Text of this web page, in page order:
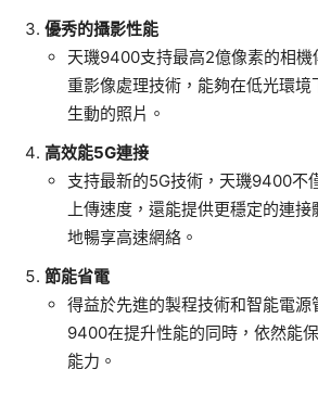
優秀的攝影性能
天璣9400支持最高2億像素的相機
重影像處理技術，能夠在低光環境
生動的照片。
高效能5G連接
支持最新的5G技術，天璣9400不
上傳速度，還能提供更穩定的連
地暢享高速網絡。
節能省電
得益於先進的製程技術和智能電源
9400在提升性能的同時，依然能
能力。